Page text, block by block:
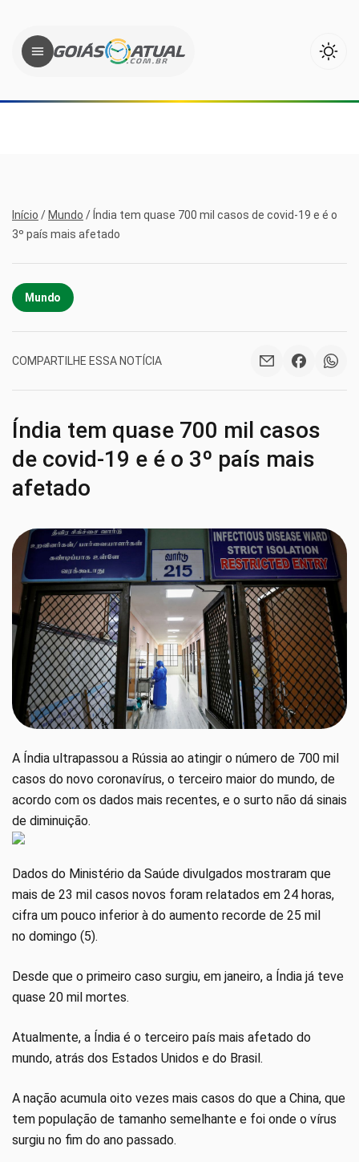
Início / Mundo / Índia tem quase 700 mil casos de covid-19 e é o
3º país mais afetado
Mundo
COMPARTILHE ESSA NOTÍCIA
Índia tem quase 700 mil casos
de covid-19 e é o 3º país mais
afetado
A Índia ultrapassou a Rússia ao atingir o número de 700 mil
casos do novo coronavírus, o terceiro maior do mundo, de
acordo com os dados mais recentes, e o surto não dá sinais
de diminuição.
Dados do Ministério da Saúde divulgados mostraram que
mais de 23 mil casos novos foram relatados em 24 horas,
cifra um pouco inferior à do aumento recorde de 25 mil
no domingo (5).
Desde que o primeiro caso surgiu, em janeiro, a Índia já teve
quase 20 mil mortes.
Atualmente, a Índia é o terceiro país mais afetado do
mundo, atrás dos Estados Unidos e do Brasil.
A nação acumula oito vezes mais casos do que a China, que
tem população de tamanho semelhante e foi onde o vírus
surgiu no fim do ano passado.